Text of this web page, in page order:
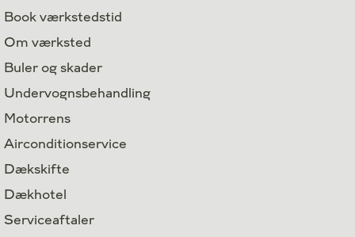
Book værkstedstid
Om værksted
Buler og skader
Undervognsbehandling
Motorrens
Airconditionservice
Dækskifte
Dækhotel
Serviceaftaler